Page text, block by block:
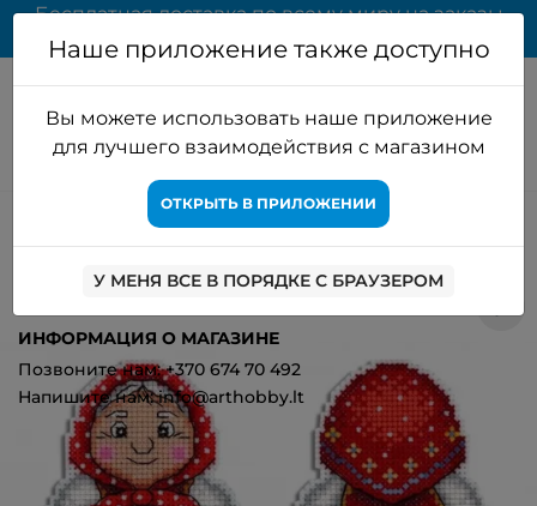
Бесплатная доставка по всему миру на заказы
свыше 65 EUR
Наборы для вышивания МП Студия
468
Наше приложение также доступно
Вы можете использовать наше приложение
для лучшего взаимодействия с магазином
ОТКРЫТЬ В ПРИЛОЖЕНИИ
У МЕНЯ ВСЕ В ПОРЯДКЕ С БРАУЗЕРОМ
ИНФОРМАЦИЯ О МАГАЗИНЕ
Позвоните нам: +370 674 70 492
Напишите нам: info@arthobby.lt